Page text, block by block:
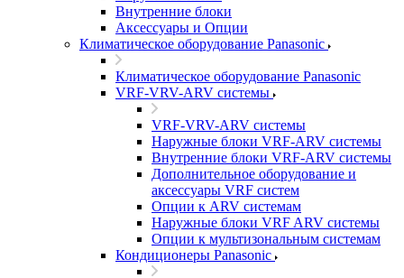
Внутренние блоки
Аксессуары и Опции
Климатическое оборудование Panasonic
Климатическое оборудование Panasonic
VRF-VRV-ARV системы
VRF-VRV-ARV системы
Наружные блоки VRF-ARV системы
Внутренние блоки VRF-ARV системы
Дополнительное оборудование и
аксессуары VRF систем
Опции к ARV системам
Наружные блоки VRF ARV системы
Опции к мультизональным системам
Кондиционеры Panasonic